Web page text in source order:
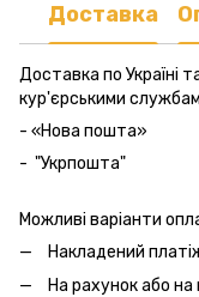
Доставка
Доставка по Україні
кур'єрськими
- «Нова пошта»
- "Укрпошта"
Можливі варіанти
Накладений
На рахунок або